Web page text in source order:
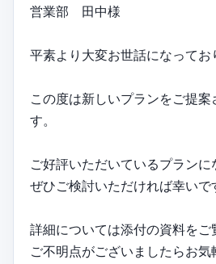
営業部 田中様
平素より大変お世話になってお
この度は新しいプランをご提案
す。
ご好評いただいているプランに
ぜひご検討いただければ幸いで
詳細については添付の資料をご
ご不明点がございましたらお気